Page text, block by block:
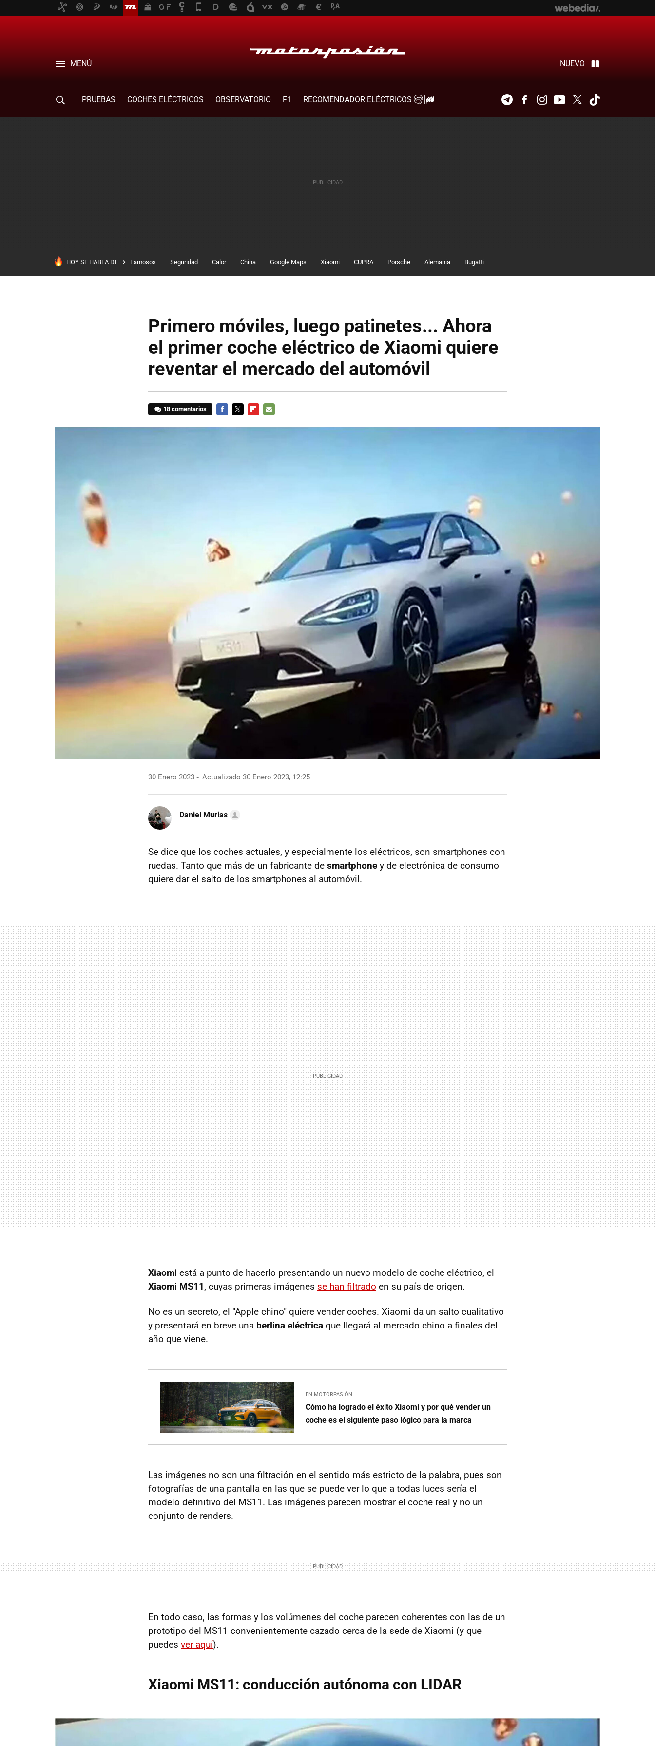
MENÚ NUEVO
PRUEBAS COCHES ELÉCTRICOS OBSERVATORIO F1
RECOMENDADOR ELÉCTRICOS
TelegramFacebookInstagramYoutubeTwitter
HOY SE HABLA DE Famosos Seguridad Calor China Google Maps Xiaomi CUPRA Porsche Alemania Bugatti
Primero móviles, luego patinetes... Ahora
el primer coche eléctrico de Xiaomi quiere
reventar el mercado del automóvil
18 comentarios
30 Enero 2023 Actualizado 30 Enero 2023, 12:25
Daniel Murias
Se dice que los coches actuales, y especialmente los eléctricos, son smartphones con
ruedas. Tanto que más de un fabricante de smartphone y de electrónica de consumo
quiere dar el salto de los smartphones al automóvil.
Xiaomi está a punto de hacerlo presentando un nuevo modelo de coche eléctrico, el
Xiaomi MS11, cuyas primeras imágenes se han filtrado en su país de origen.
No es un secreto, el "Apple chino" quiere vender coches. Xiaomi da un salto cualitativo
y presentará en breve una berlina eléctrica que llegará al mercado chino a finales del
año que viene.
EN MOTORPASIÓN
Cómo ha logrado el éxito Xiaomi y por qué vender un
coche es el siguiente paso lógico para la marca
Las imágenes no son una filtración en el sentido más estricto de la palabra, pues son
fotografías de una pantalla en las que se puede ver lo que a todas luces sería el
modelo definitivo del MS11. Las imágenes parecen mostrar el coche real y no un
conjunto de renders.
En todo caso, las formas y los volúmenes del coche parecen coherentes con las de un
prototipo del MS11 convenientemente cazado cerca de la sede de Xiaomi (y que
puedes ver aquí).
Xiaomi MS11: conducción autónoma con LIDAR